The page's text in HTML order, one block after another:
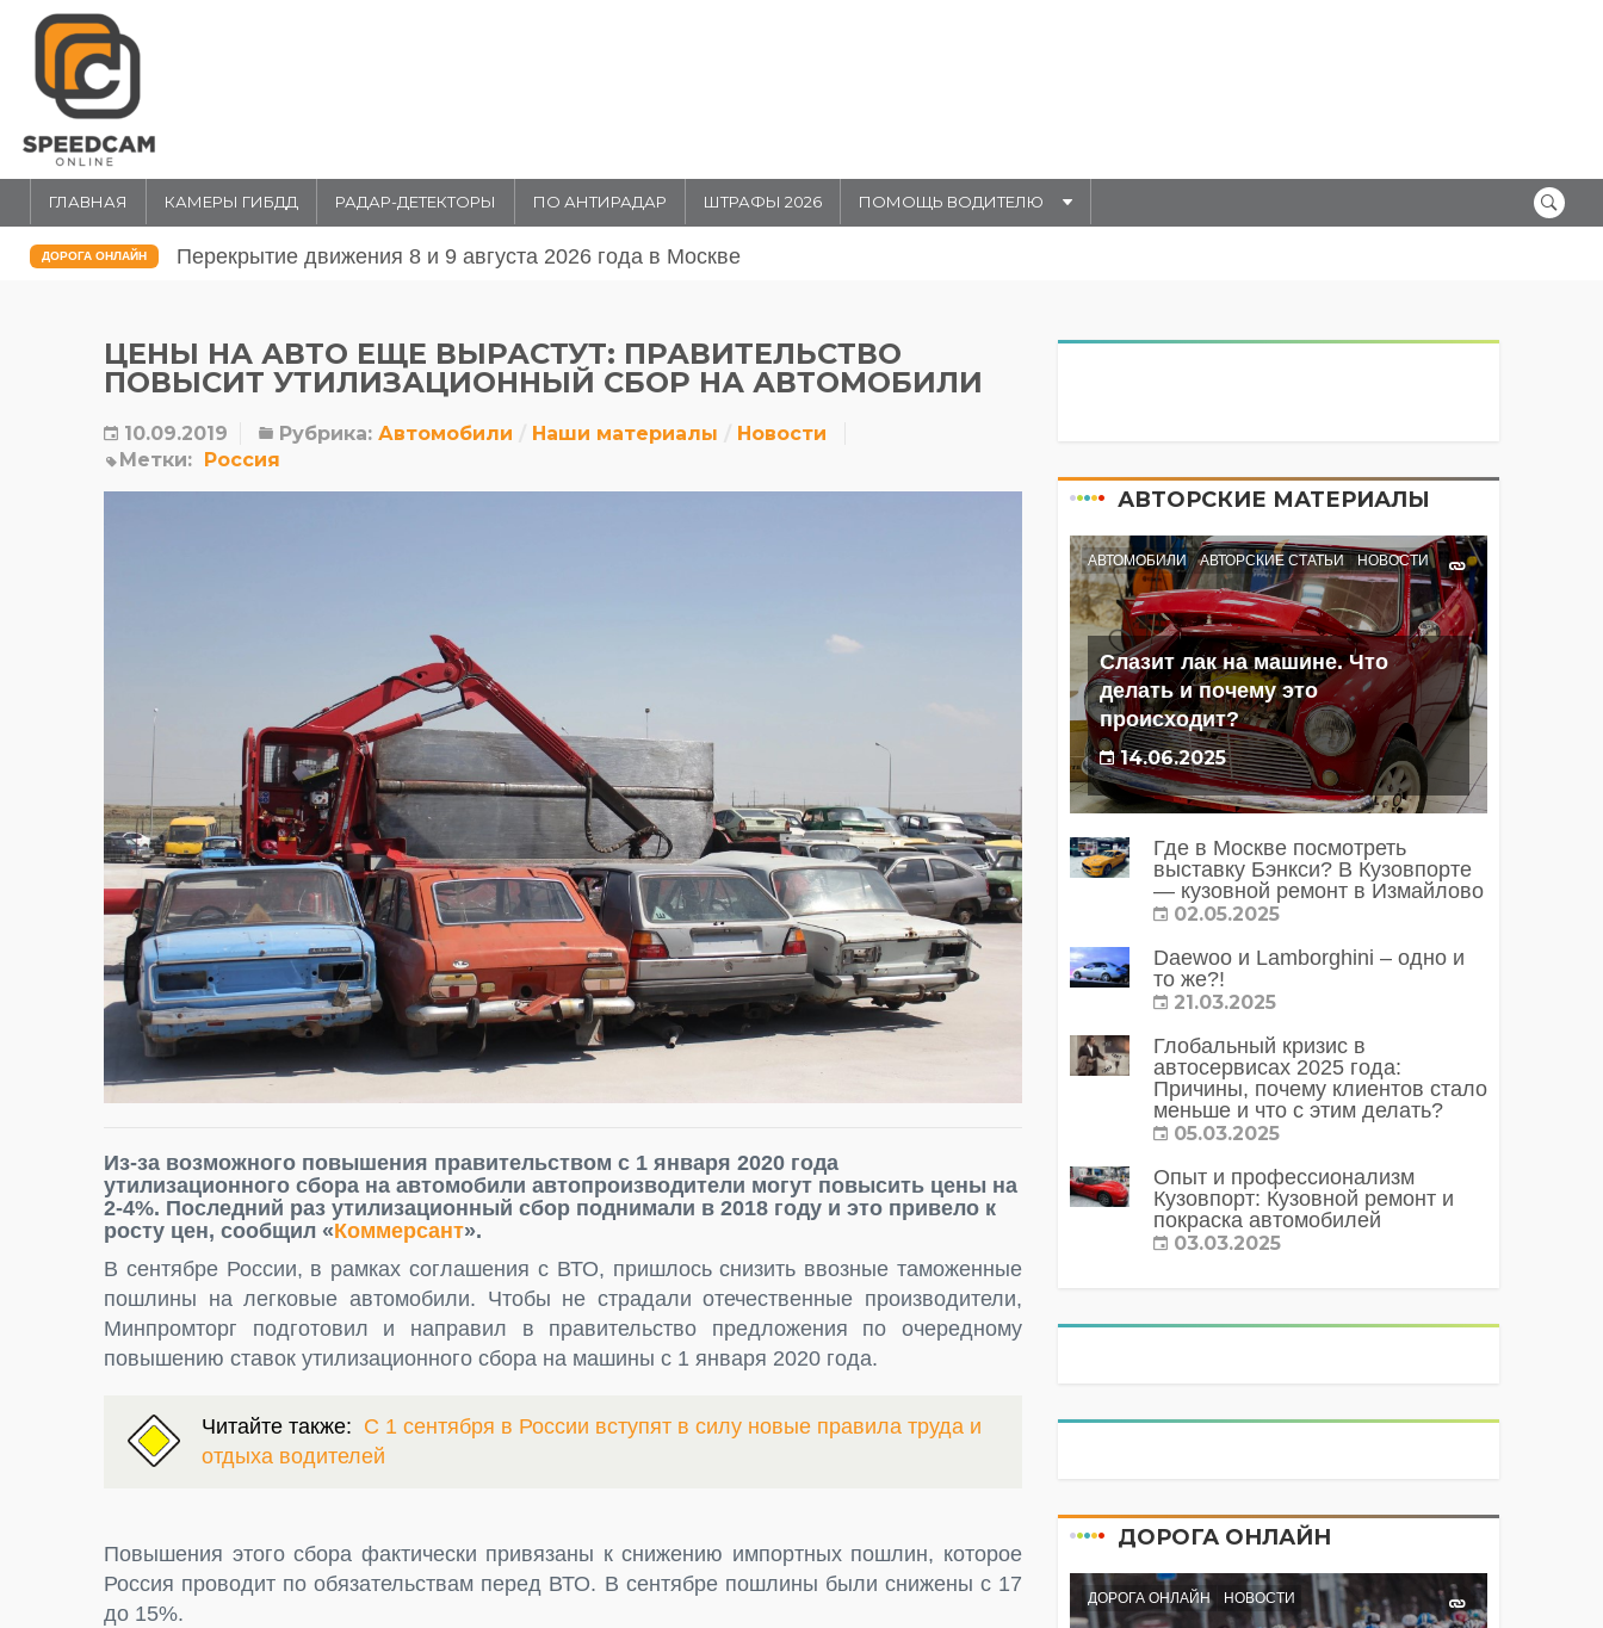
ГЛАВНАЯ КАМЕРЫ ГИБДД РАДАР-ДЕТЕКТОРЫ ПО АНТИРАДАР ШТРАФЫ 2026 ПОМОЩЬ ВОДИТЕЛЮ
ДОРОГА ОНЛАЙН Перекрытие движения 31 июля и 1 августа 20026 года в Москве
ЦЕНЫ НА АВТО ЕЩЕ ВЫРАСТУТ: ПРАВИТЕЛЬСТВО
ПОВЫСИТ УТИЛИЗАЦИОННЫЙ СБОР НА АВТОМОБИЛИ
10.09.2019 Рубрика: Автомобили Наши материалы
Новости
Метки: Россия
Из-за возможного повышения правительством с 1 января 2020 года
утилизационного сбора на автомобили автопроизводители могут повысить цены на
2-4%. Последний раз утилизационный сбор поднимали в 2018 году и это привело к
росту цен, сообщил «Коммерсант».
В сентябре России, в рамках соглашения с ВТО, пришлось снизить ввозные таможенные
пошлины на легковые автомобили. Чтобы не страдали отечественные производители,
Минпромторг подготовил и направил в правительство предложения по очередному
повышению ставок утилизационного сбора на машины с 1 января 2020 года.
Читайте также: С 1 сентября в России вступят в силу новые правила труда и
отдыха водителей
Повышения этого сбора фактически привязаны к снижению импортных пошлин, которое
Россия проводит по обязательствам перед ВТО. В сентябре пошлины были снижены с 17
до 15%.
АВТОРСКИЕ МАТЕРИАЛЫ
АВТОМОБИЛИ АВТОРСКИЕ СТАТЬИ НОВОСТИ
Слазит лак на машине. Что
делать и почему это
происходит?
14.06.2025
Где в Москве посмотреть
выставку Бэнкси? В Кузовпорте
— кузовной ремонт в Измайлово
02.05.2025
Daewoo и Lamborghini – одно и
то же?!
21.03.2025
Глобальный кризис в
автосервисах 2025 года:
Причины, почему клиентов стало
меньше и что с этим делать?
05.03.2025
Опыт и профессионализм
Кузовпорт: Кузовной ремонт и
покраска автомобилей
03.03.2025
ДОРОГА ОНЛАЙН
ДОРОГА ОНЛАЙН НОВОСТИ